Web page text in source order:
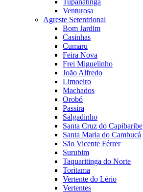
Tupanatinga
Venturosa
Agreste Setentrional
Bom Jardim
Casinhas
Cumaru
Feira Nova
Frei Miguelinho
João Alfredo
Limoeiro
Machados
Orobó
Passira
Salgadinho
Santa Cruz do Capibaribe
Santa Maria do Cambucá
São Vicente Férrer
Surubim
Taquaritinga do Norte
Toritama
Vertente do Lério
Vertentes